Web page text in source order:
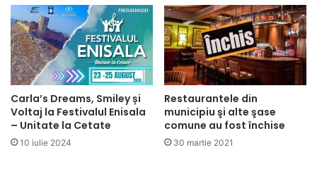
Carla’s Dreams, Smiley și
Voltaj la Festivalul Enisala
– Unitate la Cetate
10 iulie 2024
Restaurantele din
municipiu şi alte şase
comune au fost închise
30 martie 2021